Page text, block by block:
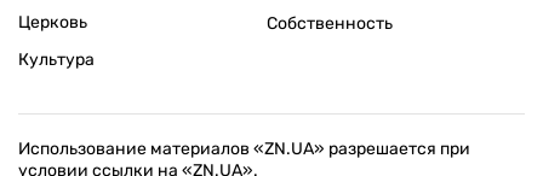
Церковь
Культура
Собственность
Использование материалов «ZN.UA» разрешается при
условии ссылки на «ZN.UA».